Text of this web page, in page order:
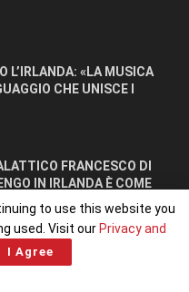
L’IRLANDA: «LA MUSICA
CHE UNISCE I
FRANCESCO DI
IN IRLANDA È COME
to use this website you
used. Visit our Privacy and
I Agree